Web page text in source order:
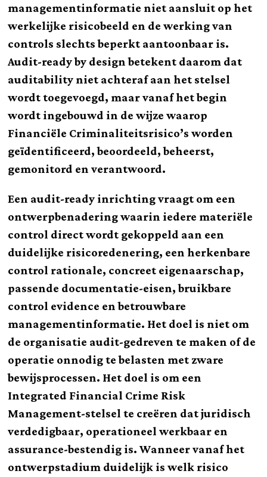
managementinformatie niet aansluit op het
werkelijke risicobeeld en de werking van
controls slechts beperkt aantoonbaar is.
Audit-ready by design betekent daarom dat
auditability niet achteraf aan het stelsel
wordt toegevoegd, maar vanaf het begin
wordt ingebouwd in de wijze waarop
Financiële Criminaliteitsrisico’s worden
geïdentificeerd, beoordeeld, beheerst,
gemonitord en verantwoord.
Een audit-ready inrichting vraagt om een
ontwerpbenadering waarin iedere materiële
control direct wordt gekoppeld aan een
duidelijke risicoredenering, een herkenbare
control rationale, concreet eigenaarschap,
passende documentatie-eisen, bruikbare
control evidence en betrouwbare
managementinformatie. Het doel is niet om
de organisatie audit-gedreven te maken of de
operatie onnodig te belasten met zware
bewijsprocessen. Het doel is om een
Integrated Financial Crime Risk
Management-stelsel te creëren dat juridisch
verdedigbaar, operationeel werkbaar en
assurance-bestendig is. Wanneer vanaf het
ontwerpstadium duidelijk is welk risico